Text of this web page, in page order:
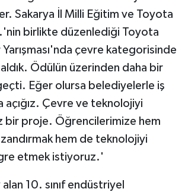
Sakarya İl Milli Eğitim ve Toyota
birlikte düzenlediği Toyota
çevre kategorisinde
Ödülün üzerinden daha bir
Eğer olursa belediyelerle iş
açığız. Çevre ve teknolojiyi
bir proje. Öğrencilerimize hem
hem de teknolojiyi
etmek istiyoruz.'
10. sınıf endüstriyel